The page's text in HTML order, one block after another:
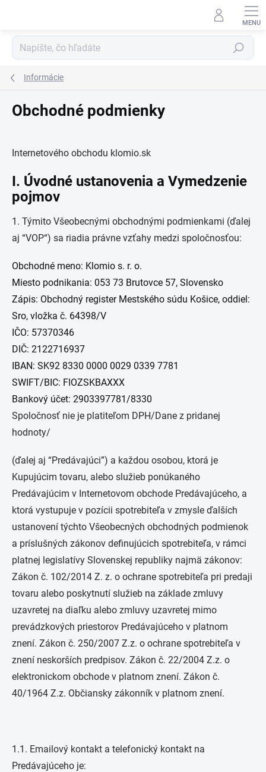
Hľadať
Informácie
Obchodné podmienky
Internetového obchodu klomio.sk
I. Úvodné ustanovenia a Vymedzenie
pojmov
1. Týmito Všeobecnými obchodnými podmienkami (ďalej
aj “VOP“) sa riadia právne vzťahy medzi spoločnosťou:
Obchodné meno: Klomio s. r. o.
Miesto podnikania: 053 73 Brutovce 57, Slovensko
Zápis: Obchodný register Mestského súdu Košice, oddiel:
Sro, vložka č. 64398/V
IČO: 57370346
DIČ: 2122716937
IBAN: SK92 8330 0000 0029 0339 7781
SWIFT/BIC: FIOZSKBAXXX
Bankový účet: 2903397781/8330
Spoločnosť nie je platiteľom DPH/Dane z pridanej
hodnoty/
(ďalej aj “Predávajúci”) a každou osobou, ktorá je
Kupujúcim tovaru, alebo služieb ponúkaného
Predávajúcim v Internetovom obchode Predávajúceho, a
ktorá vystupuje v pozícii spotrebiteľa v zmysle ďalších
ustanovení týchto Všeobecných obchodných podmienok
a príslušných zákonov definujúcich spotrebiteľa, v rámci
platnej legislatívy Slovenskej republiky najmä zákonov:
Zákon č. 102/2014 Z. z. o ochrane spotrebiteľa pri predaji
tovaru alebo poskytnutí služieb na základe zmluvy
uzavretej na diaľku alebo zmluvy uzavretej mimo
prevádzkových priestorov Predávajúceho v platnom
znení. Zákon č. 250/2007 Z.z. o ochrane spotrebiteľa v
znení neskorších predpisov. Zákon č. 22/2004 Z.z. o
elektronickom obchode v platnom znení. Zákon č.
40/1964 Z.z. Občiansky zákonník v platnom znení.
1.1. Emailový kontakt a telefonický kontakt na
Predávajúceho je: